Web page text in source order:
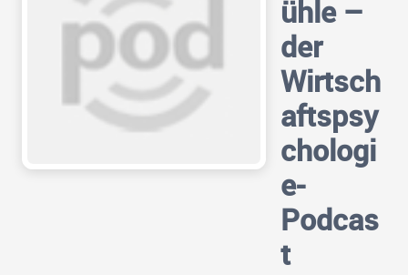
ühle –
der
Wirtsch
aftspsy
chologi
e-
Podcas
t